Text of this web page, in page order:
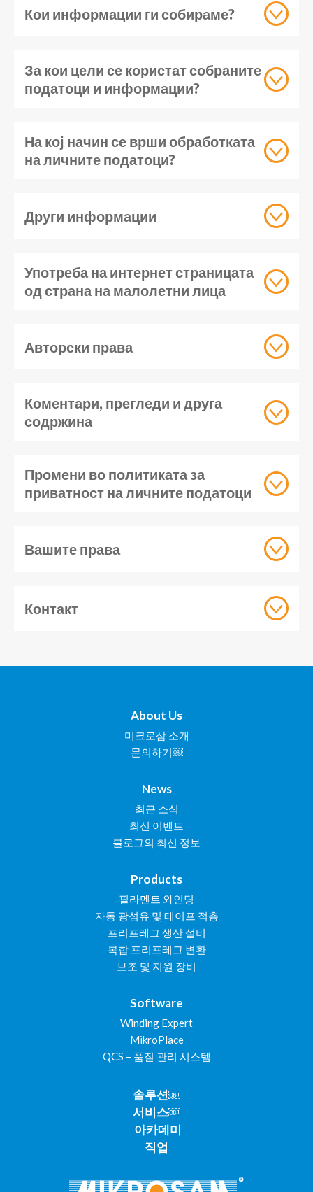
Кои информации ги собираме?
За кои цели се користат собраните
податоци и информации?
На кој начин се врши обработката
на личните податоци?
Други информации
Употреба на интернет страницата
од страна на малолетни лица
Авторски права
Коментари, прегледи и друга
содржина
Промени во политиката за
приватност на личните податоци
Вашите права
Контакт
About Us
미크로삼 소개
문의하기￼
News
최근 소식
최신 이벤트
블로그의 최신 정보
Products
필라멘트 와인딩
자동 광섬유 및 테이프 적층
프리프레그 생산 설비
복합 프리프레그 변환
보조 및 지원 장비
Software
Winding Expert
MikroPlace
QCS – 품질 관리 시스템
솔루션￼
서비스￼
아카데미
직업